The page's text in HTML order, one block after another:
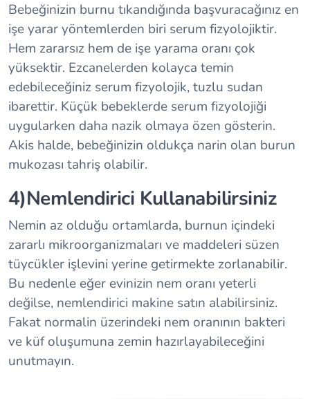
Bebeğinizin burnu tıkandığında başvuracağınız en
işe yarar yöntemlerden biri serum fizyolojiktir.
Hem zararsız hem de işe yarama oranı çok
yüksektir. Ezcanelerden kolayca temin
edebileceğiniz serum fizyolojik, tuzlu sudan
ibarettir. Küçük bebeklerde serum fizyolojiği
uygularken daha nazik olmaya özen gösterin.
Akis halde, bebeğinizin oldukça narin olan burun
mukozası tahriş olabilir.
4)Nemlendirici Kullanabilirsiniz
Nemin az olduğu ortamlarda, burnun içindeki
zararlı mikroorganizmaları ve maddeleri süzen
tüycükler işlevini yerine getirmekte zorlanabilir.
Bu nedenle eğer evinizin nem oranı yeterli
değilse, nemlendirici makine satın alabilirsiniz.
Fakat normalin üzerindeki nem oranının bakteri
ve küf oluşumuna zemin hazırlayabileceğini
unutmayın.